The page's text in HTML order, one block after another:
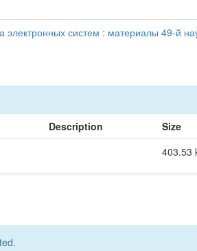
систем : материалы 49-й
Description Size
403.53